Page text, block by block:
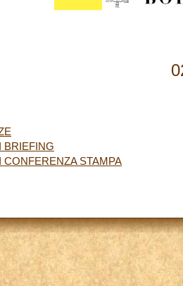
BRIEFING
CONFERENZA STAMPA